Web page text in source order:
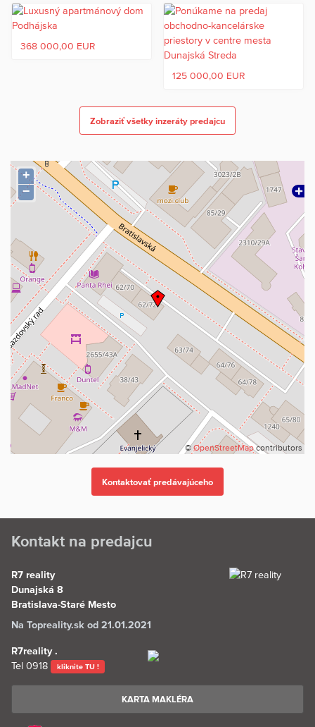
368 000,00 EUR
125 000,00 EUR
Zobraziť všetky inzeráty predajcu
+
−
©OpenStreetMapcontributors
Kontakt na predajcu
R7 reality
Dunajská 8
Bratislava-Staré Mesto
Na Topreality.sk od 21.01.2021
R7reality .
Tel 0918 kliknite TU !
KARTA MAKLÉRA